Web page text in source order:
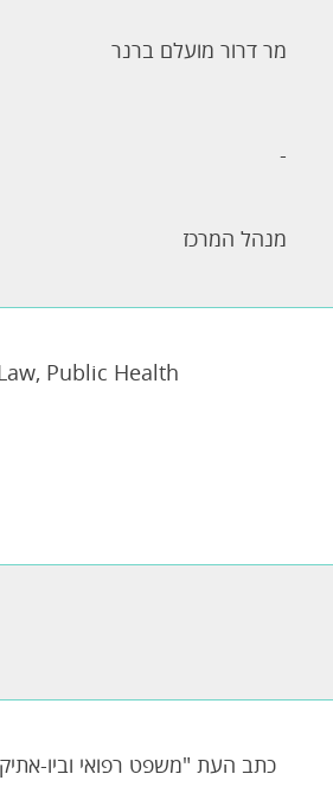
מר דרור מועלם ברנר
-
מנהל המרכז
, Public Health
כתב העת "משפט רפואי וביו-